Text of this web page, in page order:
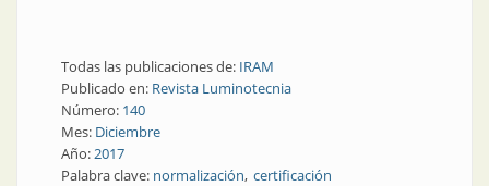
Todas las publicaciones de: IRAM
Publicado en: Revista Luminotecnia
Número: 140
Mes: Diciembre
Año:2017
Palabra clave: normalización certificación